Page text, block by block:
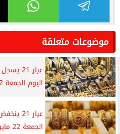
موضوعات متعلقة
اليوم الجمعة 22 مايو...
الجمعة 22 مايو 2026...